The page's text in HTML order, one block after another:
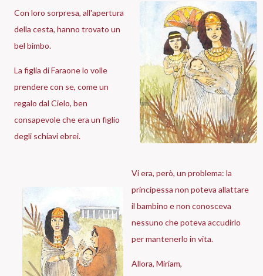
Con loro sorpresa, all'apertura
della cesta, hanno trovato un
bel bimbo.
La figlia di Faraone lo volle
prendere con se, come un
regalo dal Cielo, ben
consapevole che era un figlio
degli schiavi ebrei.
Vi era, però, un problema: la
principessa non poteva allattare
il bambino e non conosceva
nessuno che poteva accudirlo
per mantenerlo in vita.
Allora, Miriam,